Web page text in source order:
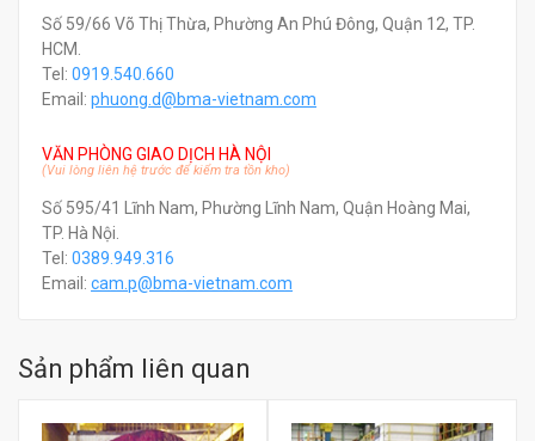
Số 59/66 Võ Thị Thừa, Phường An Phú Đông, Quận 12, TP.
HCM.
Tel: 0919.540.660
Email: phuong.d@bma-vietnam.com
VĂN PHÒNG GIAO DỊCH HÀ NỘI
(Vui lòng liên hệ trước để kiểm tra tồn kho)
Số 595/41 Lĩnh Nam, Phường Lĩnh Nam, Quận Hoàng Mai,
TP. Hà Nội.
Tel: 0389.949.316
Email: cam.p@bma-vietnam.com
Sản phẩm liên quan